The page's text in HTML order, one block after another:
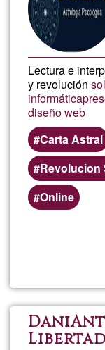
Lectura e
y revolución
informática
diseño web
Carta Astral
Revolucion
Online